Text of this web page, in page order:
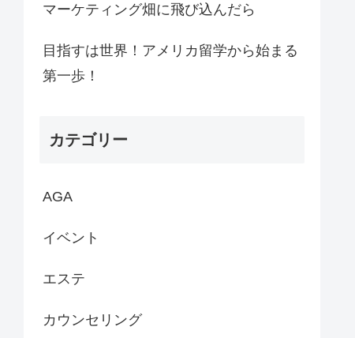
マーケティング畑に飛び込んだら
目指すは世界！アメリカ留学から始まる
第一歩！
カテゴリー
AGA
イベント
エステ
カウンセリング